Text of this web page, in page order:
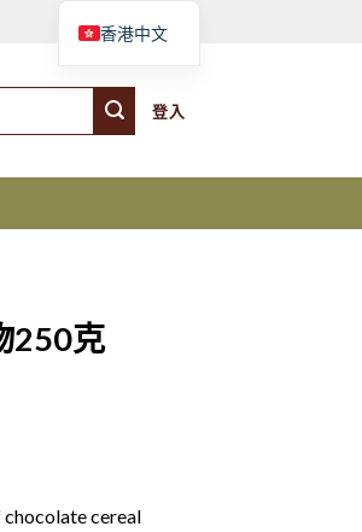
購物車
登入
250克
cereal
香港中文